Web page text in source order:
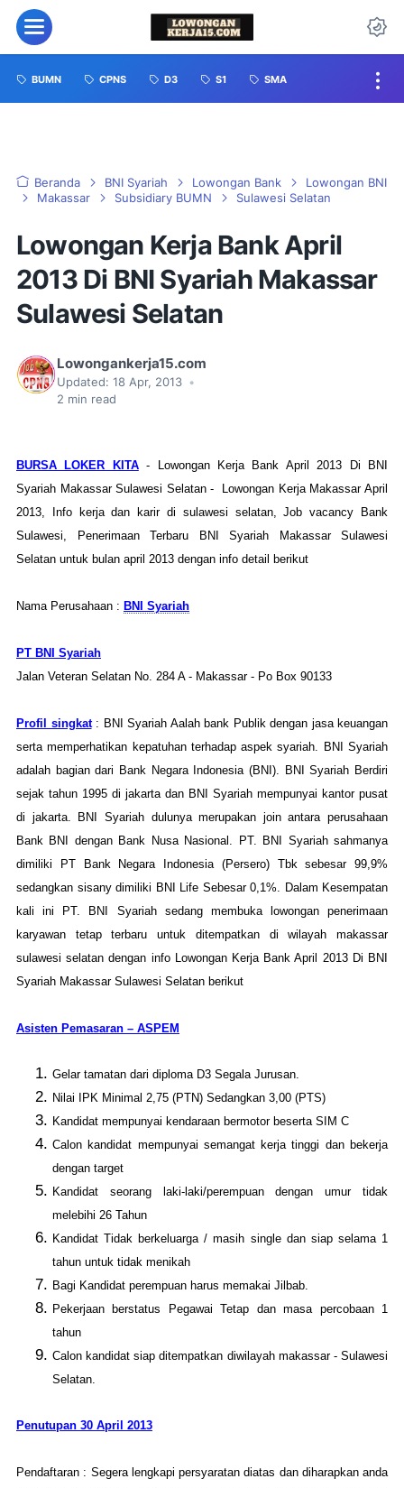
BUMN CPNS D3 S1 SMA
Beranda BNI Syariah Lowongan Bank
Lowongan BNI
Makassar
Subsidiary BUMN Sulawesi Selatan
Lowongan Kerja Bank April
2013 Di BNI Syariah Makassar
Sulawesi Selatan
Lowongankerja15.com
Updated: 18 Apr, 2013 •
2 min read
BURSA LOKER KITA- Lowongan Kerja Bank April 2013 Di BNI
Syariah Makassar Sulawesi Selatan - Lowongan Kerja Makassar April
2013, Info kerja dan karir di sulawesi selatan, Job vacancy Bank
Sulawesi, Penerimaan Terbaru BNI Syariah Makassar Sulawesi
Selatan untuk bulan april 2013 dengan info detail berikut
Nama Perusahaan : BNI Syariah
PT BNI Syariah
Jalan Veteran Selatan No. 284 A - Makassar - Po Box 90133
Profil singkat: BNI Syariah Aalah bank Publik dengan jasa keuangan
serta memperhatikan kepatuhan terhadap aspek syariah. BNI Syariah
adalah bagian dari Bank Negara Indonesia (BNI). BNI Syariah Berdiri
sejak tahun 1995 di jakarta dan BNI Syariah mempunyai kantor pusat
di jakarta. BNI Syariah dulunya merupakan join antara perusahaan
Bank BNI dengan Bank Nusa Nasional. PT. BNI Syariah sahmanya
dimiliki PT Bank Negara Indonesia (Persero) Tbk sebesar 99,9%
sedangkan sisany dimiliki BNI Life Sebesar 0,1%. Dalam Kesempatan
kali ini PT. BNI Syariah sedang membuka lowongan penerimaan
karyawan tetap terbaru untuk ditempatkan di wilayah makassar
sulawesi selatan dengan info Lowongan Kerja Bank April 2013 Di BNI
Syariah Makassar Sulawesi Selatan berikut
Asisten Pemasaran – ASPEM
Gelar tamatan dari diploma D3 Segala Jurusan.
Nilai IPK Minimal 2,75 (PTN) Sedangkan 3,00 (PTS)
Kandidat mempunyai kendaraan bermotor beserta SIM C
Calon kandidat mempunyai semangat kerja tinggi dan bekerja
dengan target
Kandidat seorang laki-laki/perempuan dengan umur tidak
melebihi 26 Tahun
Kandidat Tidak berkeluarga / masih single dan siap selama 1
tahun untuk tidak menikah
Bagi Kandidat perempuan harus memakai Jilbab.
Pekerjaan berstatus Pegawai Tetap dan masa percobaan 1
tahun
Calon kandidat siap ditempatkan diwilayah makassar - Sulawesi
Selatan.
Penutupan 30 April 2013
Pendaftaran : Segera lengkapi persyaratan diatas dan diharapkan anda